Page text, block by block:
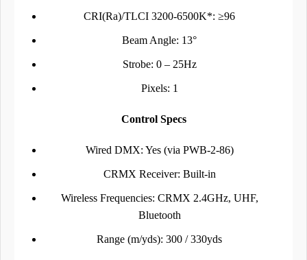
CRI(Ra)/TLCI 3200-6500K*: ≥96
Beam Angle: 13°
Strobe: 0 – 25Hz
Pixels: 1
Control Specs
Wired DMX: Yes (via PWB-2-86)
CRMX Receiver: Built-in
Wireless Frequencies: CRMX 2.4GHz, UHF,
Bluetooth
Range (m/yds): 300 / 330yds